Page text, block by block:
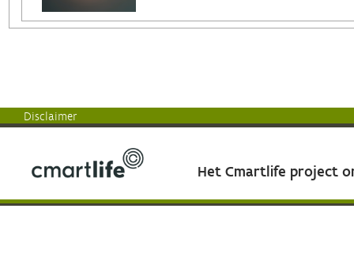
Disclaimer
Het Cmartlife project